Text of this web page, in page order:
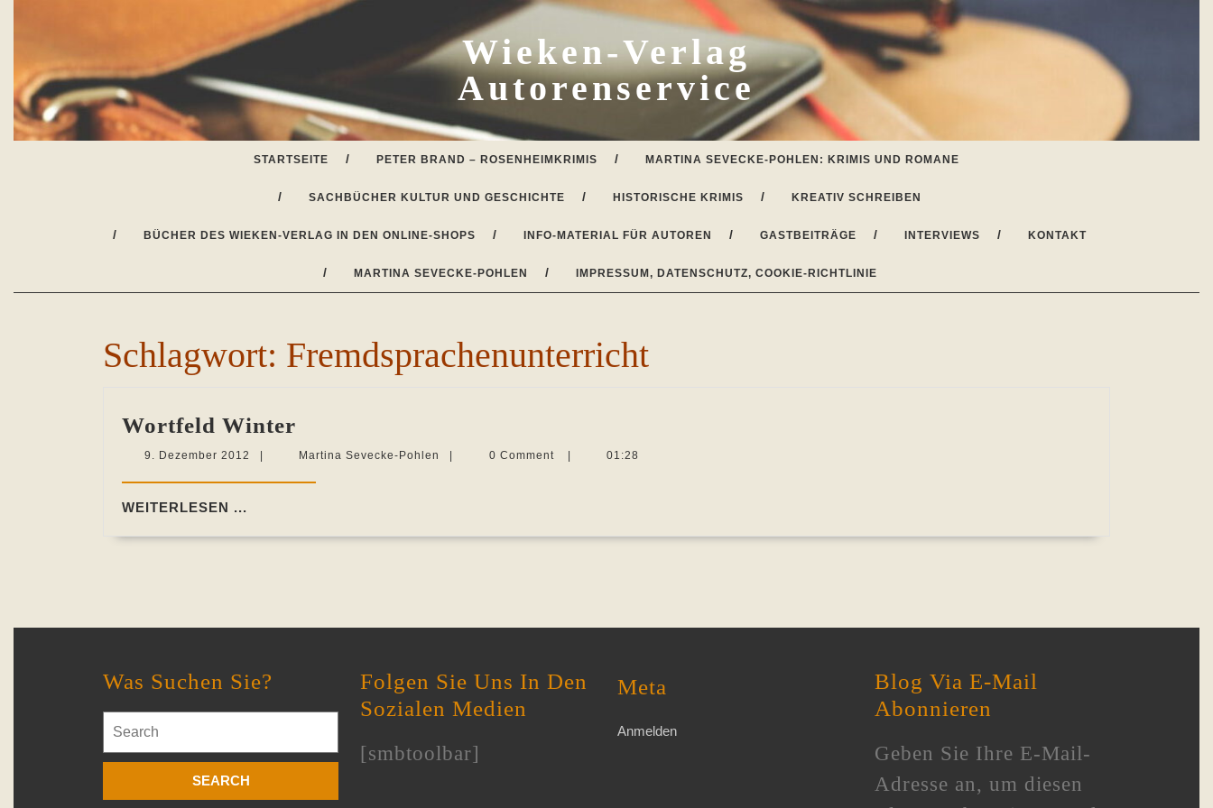
Wieken-Verlag
Autorenservice
STARTSEITE PETER BRAND – ROSENHEIMKRIMIS MARTINA SEVECKE-POHLEN: KRIMIS UND ROMANE
SACHBÜCHER KULTUR UND GESCHICHTE HISTORISCHE KRIMIS KREATIV SCHREIBEN
BÜCHER DES WIEKEN-VERLAG IN DEN ONLINE-SHOPS INFO-MATERIAL FÜR AUTOREN GASTBEITRÄGE INTERVIEWS KONTAKT
MARTINA SEVECKE-POHLEN IMPRESSUM, DATENSCHUTZ, COOKIE-RICHTLINIE
Schlagwort: Fremdsprachenunterricht
Wortfeld Winter
Winter
9. Dezember 2012
2012
Martina Sevecke-Pohlen
Martina
0 Comment 01:28
WEITERLESEN ...
Was Suchen Sie?
for:
Folgen Sie Uns In Den
Sozialen Medien
[smbtoolbar]
Meta
Anmelden
Blog Via E-Mail
Abonnieren
Geben Sie Ihre E-Mail-
Adresse an, um diesen